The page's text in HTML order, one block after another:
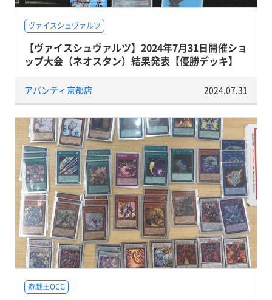
ヴァイスシュヴァルツ
【ヴァイスシュヴァルツ】2024年7月31日開催ショ
ップ大会（ネオスタン）結果発表【優勝デッキ】
アバンティ京都店 2024.07.31
遊戯王OCG